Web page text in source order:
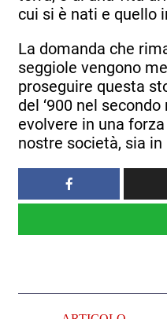
cui si è nati e quello
La domanda che
seggiole vengono
proseguire questa
del ‘900 nel
evolvere in una
nostre società, sia